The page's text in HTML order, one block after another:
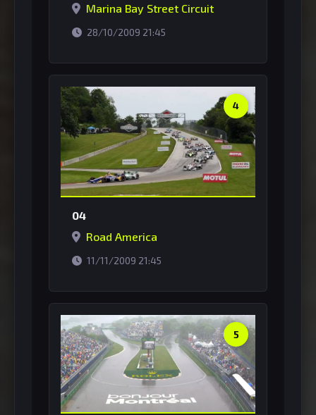
Marina Bay Street Circuit
28/10/2009 21:45
4
04
Road America
11/11/2009 21:45
5